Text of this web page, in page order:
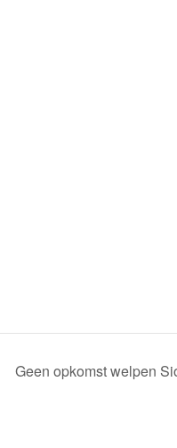
Geen opkomst welpen